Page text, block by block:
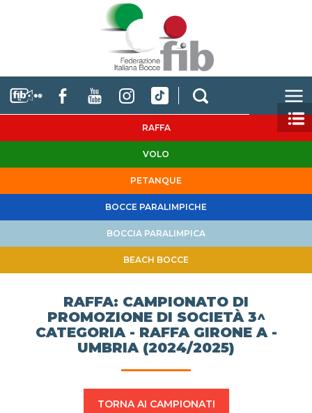
RAFFA
VOLO
PETANQUE
BOCCE PARALIMPICHE
BOCCIA PARALIMPICA
BEACH BOCCE
RAFFA: CAMPIONATO DI
PROMOZIONE DI SOCIETÀ 3^
CATEGORIA - RAFFA GIRONE A -
UMBRIA (2024/2025)
TORNA AI CAMPIONATI